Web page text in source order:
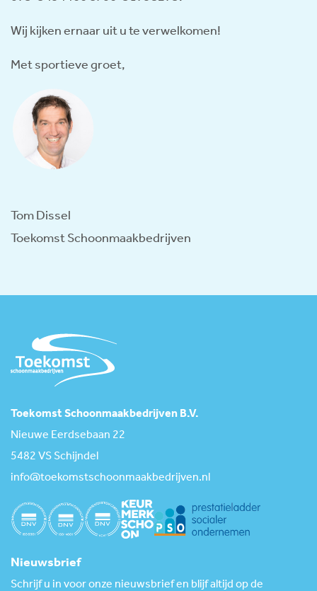
Wij kijken ernaar uit u te verwelkomen!
Met sportieve groet,
Tom Dissel
Toekomst Schoonmaakbedrijven
Toekomst Schoonmaakbedrijven B.V.
Nieuwe Eerdsebaan 22
5482 VS Schijndel
info@toekomstschoonmaakbedrijven.nl
Nieuwsbrief
Schrijf u in voor onze nieuwsbrief en blijf altijd op de